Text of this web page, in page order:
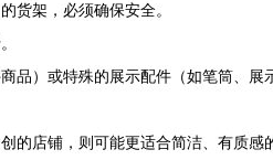
货架，必须确保安全。
品）或特殊的展示配件（如笔筒、展
的店铺，则可能更适合简洁、有质感